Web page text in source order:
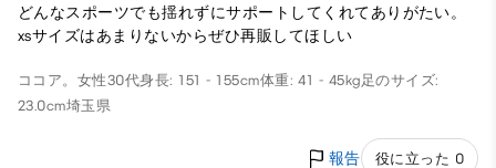
どんなスポーツでも揺れずにサポートしてくれてありがたい。
xsサイズはあまりないからぜひ再販してほしい
ココア。 女性30代身長: 151 - 155cm体重: 41 - 45kg足のサイズ:
23.0cm埼玉県
報告 役に立った 0